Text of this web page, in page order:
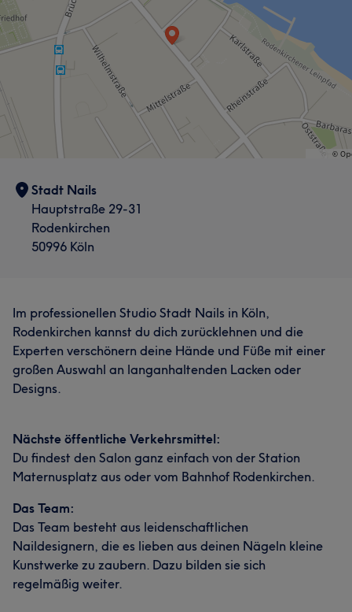
Stadt Nails
Hauptstraße 29-31
Rodenkirchen
50996 Köln
Im professionellen Studio Stadt Nails in Köln,
Rodenkirchen kannst du dich zurücklehnen und die
Experten verschönern deine Hände und Füße mit einer
großen Auswahl an langanhaltenden Lacken oder
Designs.
Nächste öffentliche Verkehrsmittel:
Du findest den Salon ganz einfach von der Station
Maternusplatz aus oder vom Bahnhof Rodenkirchen.
Das Team:
Das Team besteht aus leidenschaftlichen
Naildesignern, die es lieben aus deinen Nägeln kleine
Kunstwerke zu zaubern. Dazu bilden sie sich
regelmäßig weiter.